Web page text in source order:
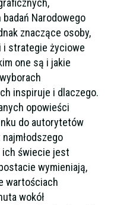
Narodowego
znaczące osoby,
i strategie życiowe
one są i jakie
inspiruje i dlaczego.
opowieści
do autorytetów
ich świecie jest
wymieniają,
wartościach
wokół